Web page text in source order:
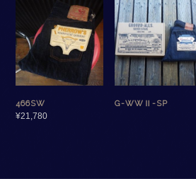
466SW
¥21,780
G-WWⅡ-SP